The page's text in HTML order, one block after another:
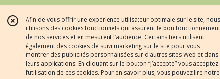
Afin de vous offrir une expérience utilisateur optimale sur le site, nous
utilisons des cookies fonctionnels qui assurent le bon fonctionnement
de nos services et en mesurent l’audience. Certains tiers utilisent
également des cookies de suivi marketing sur le site pour vous
montrer des publicités personnalisées sur d’autres sites Web et dans
leurs applications. En cliquant sur le bouton “J’accepte” vous acceptez
l’utilisation de ces cookies. Pour en savoir plus, vous pouvez lire notre